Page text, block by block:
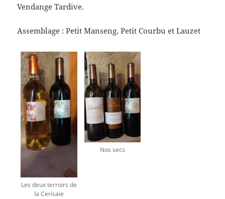
Vendange Tardive.
Assemblage : Petit Manseng, Petit Courbu et Lauzet
Les deux terroirs de
la Cerisaie
Nos secs